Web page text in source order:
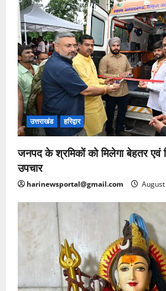
उत्तराखंड हरिद्वार
जनपद के श्रमिकों को मिलेगा बेहतर एवं
उपचार
harinewsportal@gmail.com